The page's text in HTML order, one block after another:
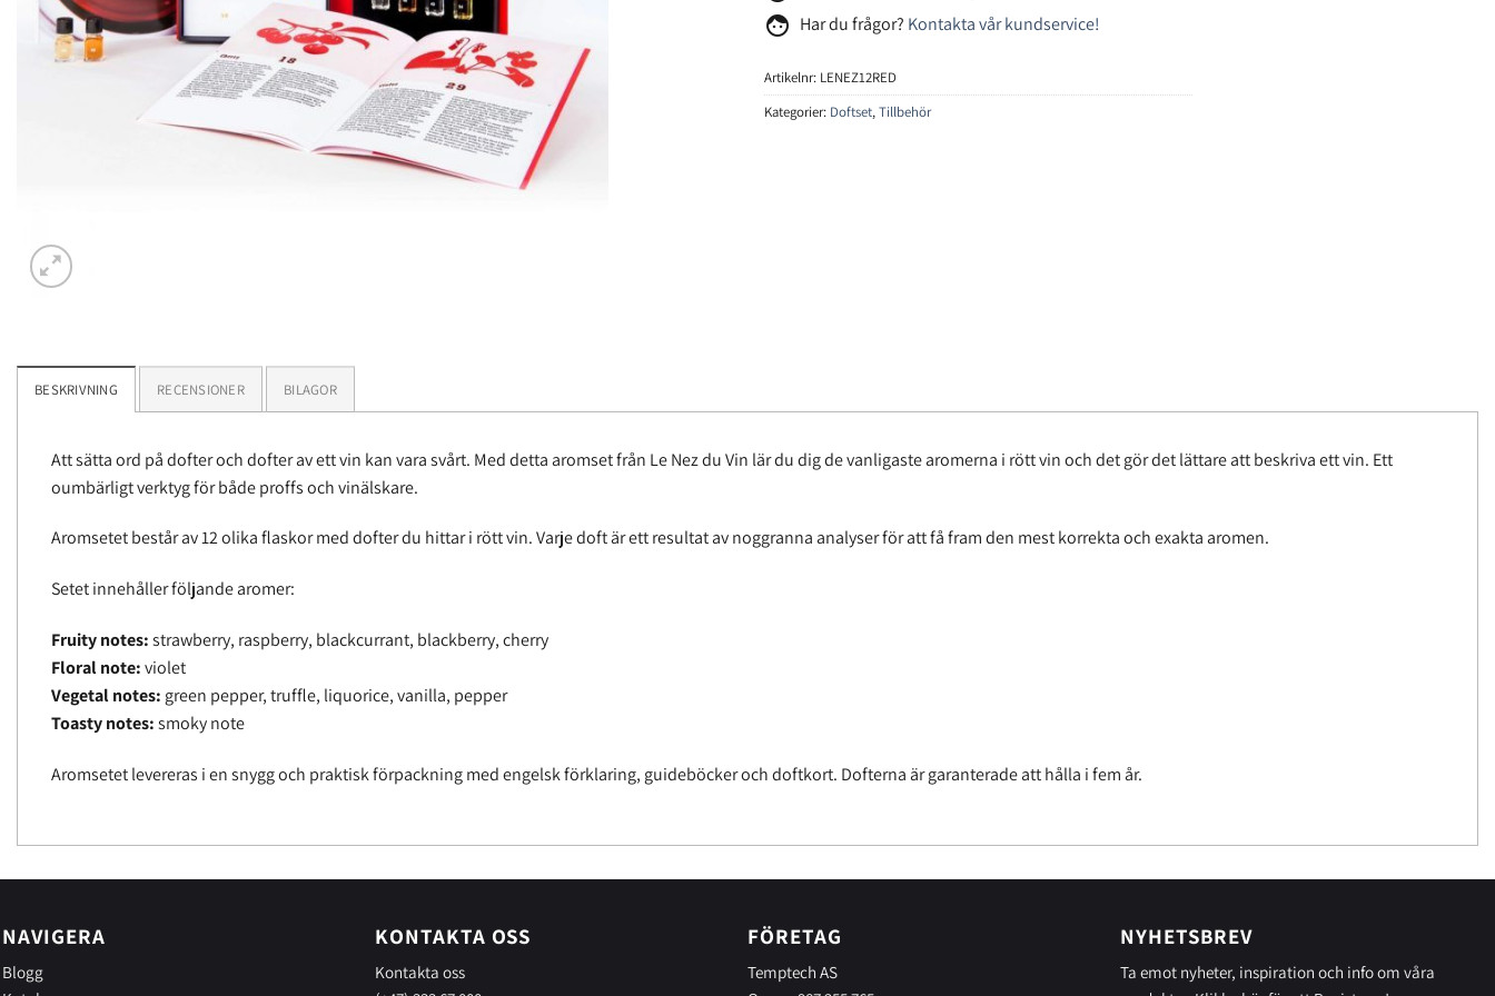
face Har du frågor? Kontakta vår kundservice!
Artikelnr: LENEZ12RED
Kategorier: Doftset,Tillbehör
BESKRIVNING RECENSIONER BILAGOR
Att sätta ord på dofter och dofter av ett vin kan vara svårt. Med detta aromset från Le Nez du Vin lär du dig de vanligaste aromerna i rött vin och det gör det lättare att beskriva ett vin. Ett
oumbärligt verktyg för både proffs och vinälskare.
Aromsetet består av 12 olika flaskor med dofter du hittar i rött vin. Varje doft är ett resultat av noggranna analyser för att få fram den mest korrekta och exakta aromen.
Setet innehåller följande aromer:
Fruity notes:strawberry, raspberry, blackcurrant, blackberry, cherry
Floral note:violet
Vegetal notes: green pepper, truffle, liquorice, vanilla, pepper
Toasty notes:smoky note
Aromsetet levereras i en snygg och praktisk förpackning med engelsk förklaring, guideböcker och doftkort. Dofterna är garanterade att hålla i fem år.
NAVIGERA
Blogg
KONTAKTA OSS
Kontakta oss
FÖRETAG
Temptech AS
NYHETSBREV
Ta emot nyheter, inspiration och info om våra